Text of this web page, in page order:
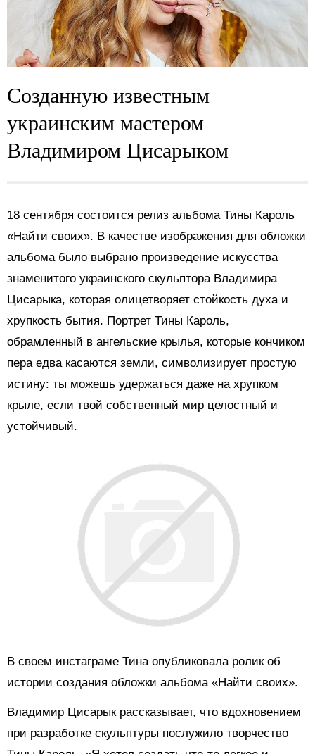
Созданную известным
украинским мастером
Владимиром Цисарыком
18 сентября состоится релиз альбома Тины Кароль
«Найти своих». В качестве изображения для обложки
альбома было выбрано произведение искусства
знаменитого украинского скульптора Владимира
Цисарыка, которая олицетворяет стойкость духа и
хрупкость бытия. Портрет Тины Кароль,
обрамленный в ангельские крылья, которые кончиком
пера едва касаются земли, символизирует простую
истину: ты можешь удержаться даже на хрупком
крыле, если твой собственный мир целостный и
устойчивый.
В своем инстаграме Тина опубликовала ролик об
истории создания обложки альбома «Найти своих».
Владимир Цисарык рассказывает, что вдохновением
при разработке скульптуры послужило творчество